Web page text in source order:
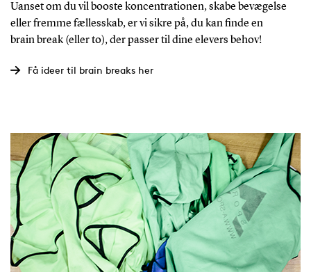
Uanset om du vil booste koncentrationen, skabe bevægelse
eller fremme fællesskab, er vi sikre på, du kan finde en
brain break (eller to), der passer til dine elevers behov!
Få ideer til brain breaks her